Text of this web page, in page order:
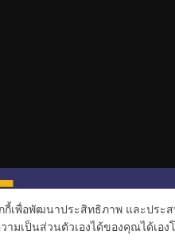
กี้เพื่อพัฒนาประสิทธิภาพ และปร
ามเป็นส่วนตัวเองได้ของคุณได้เอง